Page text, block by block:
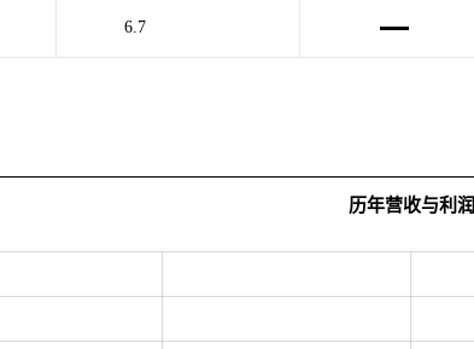
6.7
历年营收与利润